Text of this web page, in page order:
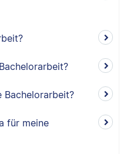
Bachelorarbeit?
für meine